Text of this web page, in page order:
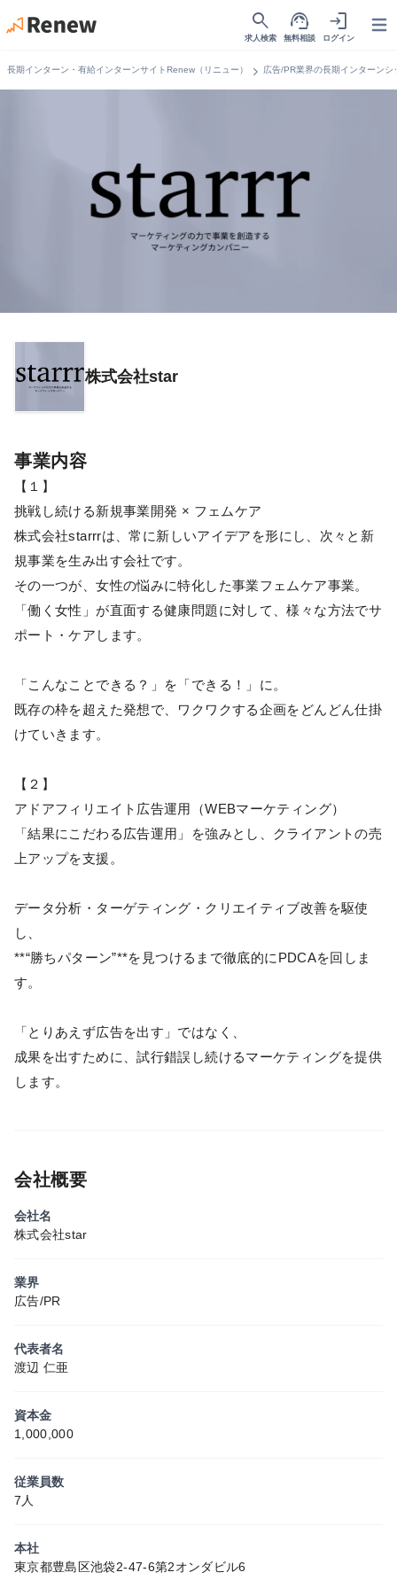
search
求人検索
support_agent
無料相談
login
ログイン
長期インターン・有給インターンサイトRenew（リニュー） chevron_right 広告/PR業界の長期インターンシ
株式会社star
事業内容
【１】
挑戦し続ける新規事業開発 × フェムケア
株式会社starrrは、常に新しいアイデアを形にし、次々と新
規事業を生み出す会社です。
その一つが、女性の悩みに特化した事業フェムケア事業。
「働く女性」が直面する健康問題に対して、様々な方法でサ
ポート・ケアします。
「こんなことできる？」を「できる！」に。
既存の枠を超えた発想で、ワクワクする企画をどんどん仕掛
けていきます。
【２】
アドアフィリエイト広告運用（WEBマーケティング）
「結果にこだわる広告運用」を強みとし、クライアントの売
上アップを支援。
データ分析・ターゲティング・クリエイティブ改善を駆使
し、
**“勝ちパターン”**を見つけるまで徹底的にPDCAを回しま
す。
「とりあえず広告を出す」ではなく、
成果を出すために、試行錯誤し続けるマーケティングを提供
します。
会社概要
会社名
株式会社star
業界
広告/PR
代表者名
渡辺 仁亜
資本金
1,000,000
従業員数
7人
本社
東京都豊島区池袋2-47-6第2オンダビル6